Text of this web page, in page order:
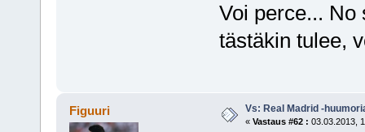
Voi perce... No
tästäkin tulee,
Figuuri Vs: Real Madrid -
« Vastaus #62 : 03.03.2013,